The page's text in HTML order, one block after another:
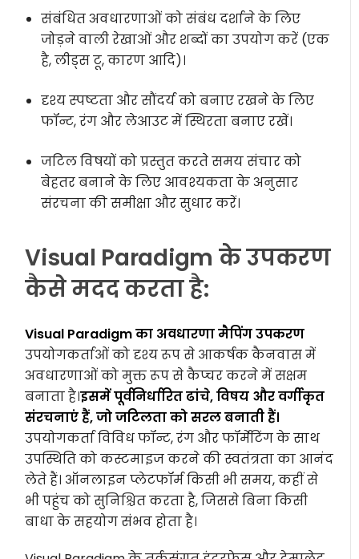
संबंधित अवधारणाओं को संबंध दर्शाने के लिए
जोड़ने वाली रेखाओं और शब्दों का उपयोग करें (एक
है, लीड्स टू, कारण आदि)।
दृश्य स्पष्टता और सौंदर्य को बनाए रखने के लिए
फॉन्ट, रंग और लेआउट में स्थिरता बनाए रखें।
जटिल विषयों को प्रस्तुत करते समय संचार को
बेहतर बनाने के लिए आवश्यकता के अनुसार
संरचना की समीक्षा और सुधार करें।
Visual Paradigm के उपकरण
कैसे मदद करता है:
Visual Paradigm का अवधारणा मैपिंग उपकरण
उपयोगकर्ताओं को दृश्य रूप से आकर्षक कैनवास में
अवधारणाओं को मुक्त रूप से कैप्चर करने में सक्षम
बनाता है।इसमें पूर्वनिर्धारित ढांचे, विषय और वर्गीकृत
संरचनाएं हैं, जो जटिलता को सरल बनाती हैं।
उपयोगकर्ता विविध फॉन्ट, रंग और फॉर्मेटिंग के साथ
उपस्थिति को कस्टमाइज करने की स्वतंत्रता का आनंद
लेते हैं। ऑनलाइन प्लेटफॉर्म किसी भी समय, कहीं से
भी पहुंच को सुनिश्चित करता है, जिससे बिना किसी
बाधा के सहयोग संभव होता है।